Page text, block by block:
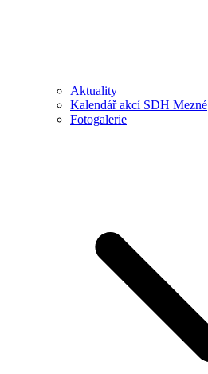
Aktuality
Kalendář akcí SDH Mezné
Fotogalerie